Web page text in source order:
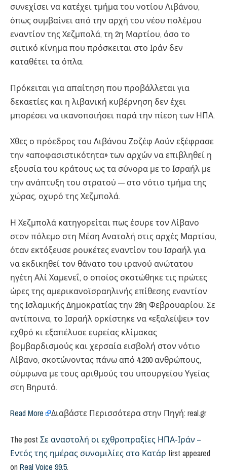
συνεχίσει να κατέχει τμήμα του νοτίου Λιβάνου,
όπως συμβαίνει από την αρχή του νέου πολέμου
εναντίον της Χεζμπολά, τη 2η Μαρτίου, όσο το
σιιτικό κίνημα που πρόσκειται στο Ιράν δεν
καταθέτει τα όπλα.
Πρόκειται για απαίτηση που προβάλλεται για
δεκαετίες και η λιβανική κυβέρνηση δεν έχει
μπορέσει να ικανοποιήσει παρά την πίεση των ΗΠΑ.
Χθες ο πρόεδρος του Λιβάνου Ζοζέφ Αούν εξέφρασε
την «αποφασιστικότητα» των αρχών να επιβληθεί η
εξουσία του κράτους ως τα σύνορα με το Ισραήλ με
την ανάπτυξη του στρατού — στο νότιο τμήμα της
χώρας, οχυρό της Χεζμπολά.
Η Χεζμπολά κατηγορείται πως έσυρε τον Λίβανο
στον πόλεμο στη Μέση Ανατολή στις αρχές Μαρτίου,
όταν εκτόξευσε ρουκέτες εναντίον του Ισραήλ για
να εκδικηθεί τον θάνατο του ιρανού ανώτατου
ηγέτη Αλί Χαμενεΐ, ο οποίος σκοτώθηκε τις πρώτες
ώρες της αμερικανοϊσραηλινής επίθεσης εναντίον
της Ισλαμικής Δημοκρατίας την 28η Φεβρουαρίου. Σε
αντίποινα, το Ισραήλ ορκίστηκε να «εξαλείψει» τον
εχθρό κι εξαπέλυσε ευρείας κλίμακας
βομβαρδισμούς και χερσαία εισβολή στον νότιο
Λίβανο, σκοτώνοντας πάνω από 4.200 ανθρώπους,
σύμφωνα με τους αριθμούς του υπουργείου Υγείας
στη Βηρυτό.
Read More Διαβάστε Περισσότερα στην Πηγή: real.gr
The post Σε αναστολή οι εχθροπραξίες ΗΠΑ-Ιράν –
Εντός της ημέρας συνομιλίες στο Κατάρ first appeared
on Real Voice 99.5.